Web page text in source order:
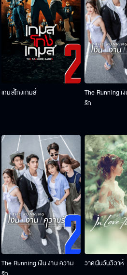
เกมส์โกงเกมส์
The Running เ
รัก
The Running เงิน งาน ความ
วาดฝันวันวิวาห์